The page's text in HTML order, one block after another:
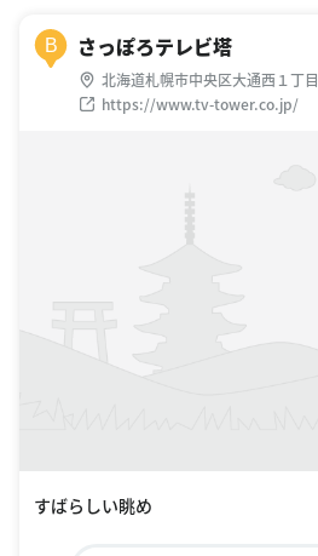
B さっぽろテレビ塔
北海道札幌市中央区大通西１丁目
https://www.tv-tower.co.jp/